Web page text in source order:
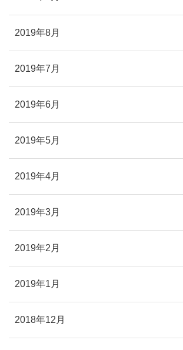
2019年8月
2019年7月
2019年6月
2019年5月
2019年4月
2019年3月
2019年2月
2019年1月
2018年12月